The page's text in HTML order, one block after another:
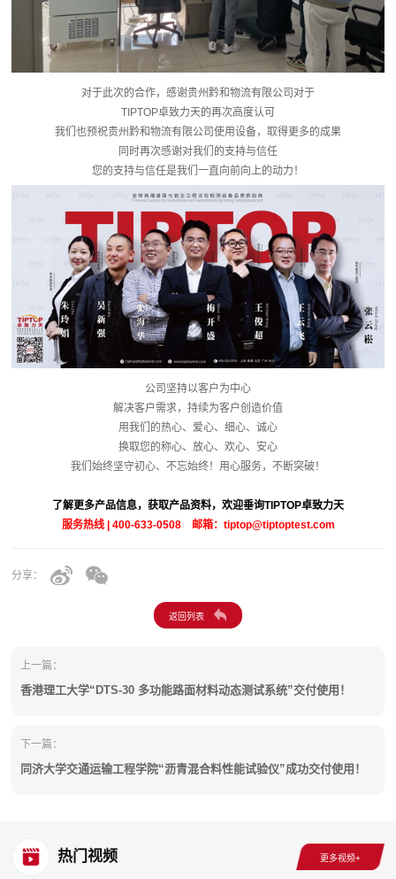
对于此次的合作，感谢贵州黔和物流有限公司对于
TIPTOP卓致力天的再次高度认可
我们也预祝贵州黔和物流有限公司使用设备，取得更多的成果
同时再次感谢对我们的支持与信任
您的支持与信任是我们一直向前向上的动力！
公司坚持以客户为中心
解决客户需求，持续为客户创造价值
用我们的热心、爱心、细心、诚心
换取您的称心、放心、欢心、安心
我们始终坚守初心、不忘始终！用心服务，不断突破！
了解更多产品信息，获取产品资料，欢迎垂询TIPTOP卓致力天
服务热线 | 400-633-0508 邮箱：tiptop@tiptoptest.com
分享：
上一篇：
香港理工大学“DTS-30 多功能路面材料动态测试系统”交付使用！
下一篇：
同济大学交通运输工程学院“沥青混合料性能试验仪”成功交付使用！
热门视频